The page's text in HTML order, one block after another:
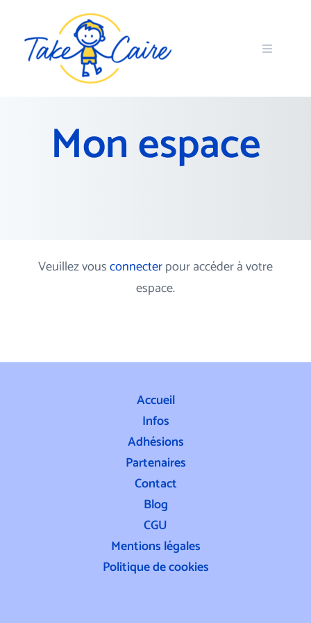
Mon espace
Veuillez vousconnecterpour accéder à votre
espace.
Accueil
Infos
Adhésions
Partenaires
Contact
Blog
CGU
Mentions légales
Politique de cookies